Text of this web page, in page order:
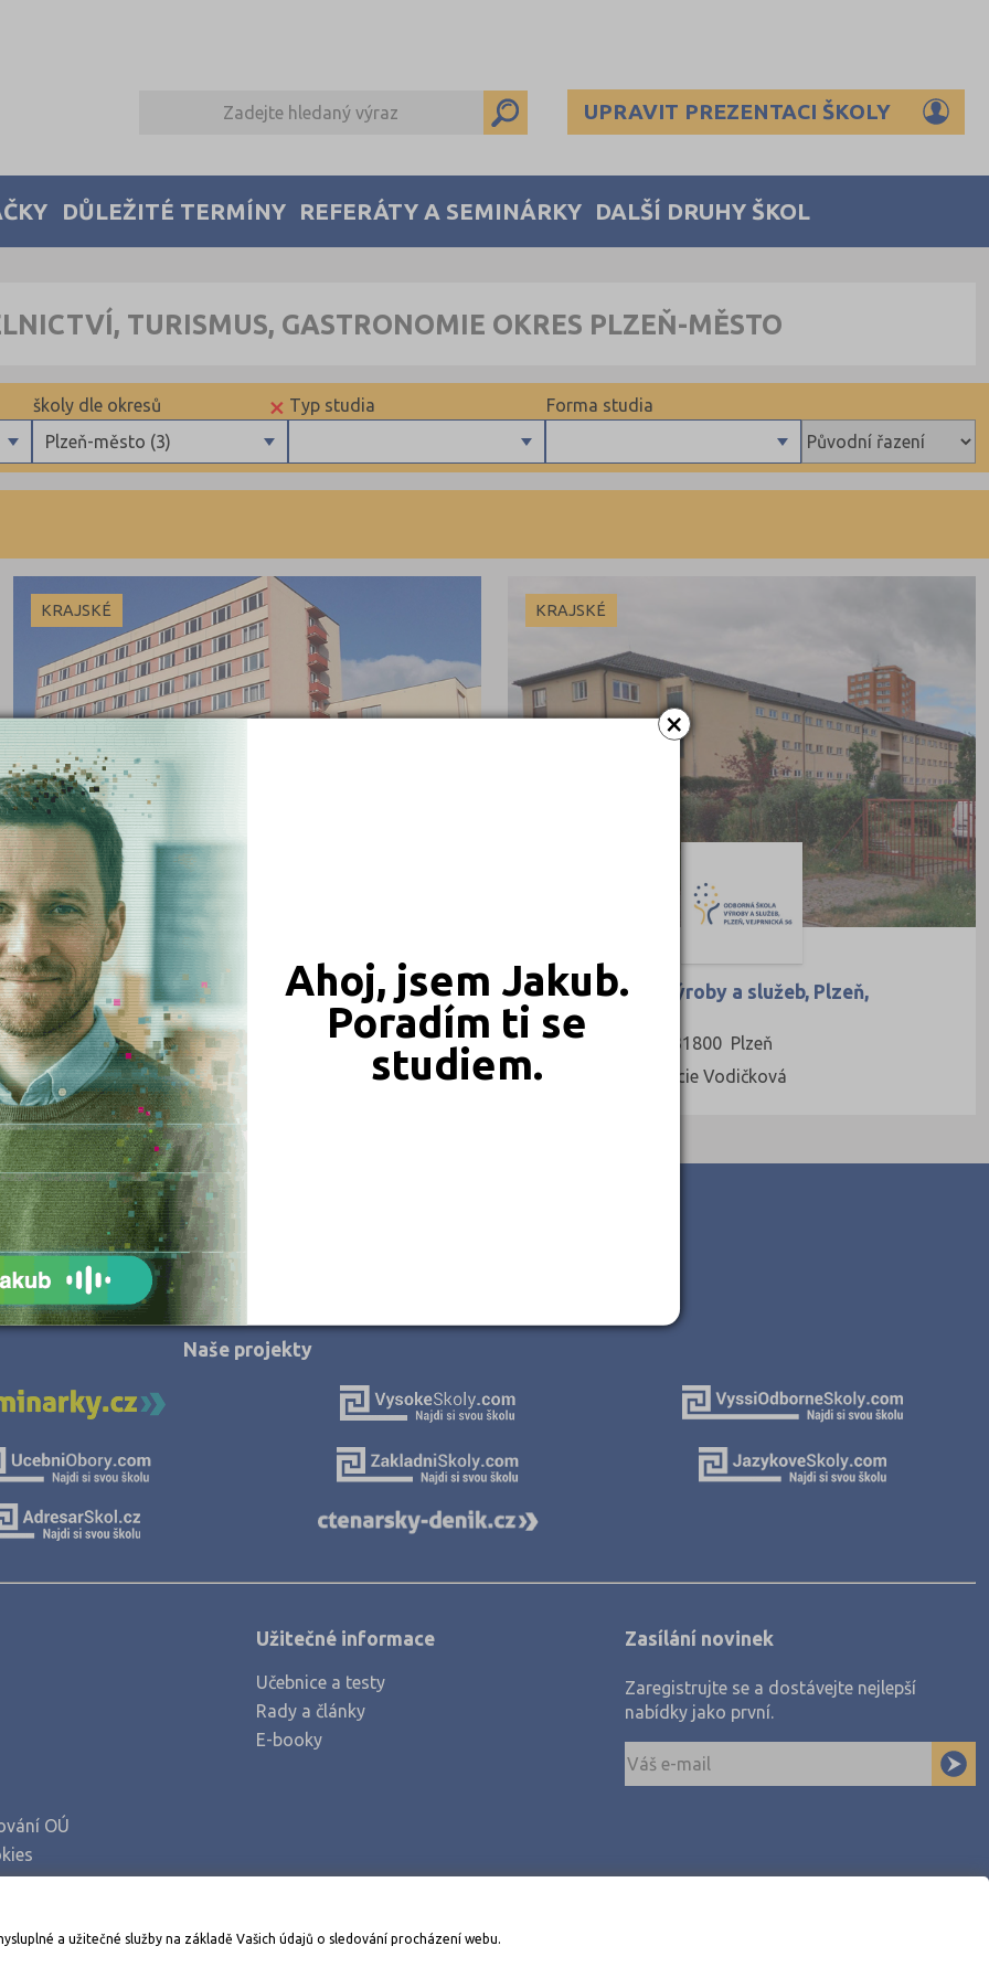
×
Ahoj, jsem Jakub.
Poradím ti se
studiem.
UPRAVIT PREZENTACI ŠKOLY
DŮLEŽITÉ TERMÍNY REFERÁTY A SEMINÁRKY DALŠÍ DRUHY ŠKOL
TURISMUS, GASTRONOMIE OKRES PLZEŇ-MĚSTO
Forma studia
Typ studia
Bez výučního listu
×
Plzeň-město (3)
školy dle okresů
Blansko (4)
Brno-město (6)
Brno-venkov (2)
Bruntál (4)
Břeclav (1)
Česká Lípa (2)
České Budějovice (6)
Český Krumlov (2)
Děčín (5)
Domažlice (3)
Frýdek-Místek (3)
Havlíčkův Brod (1)
Hodonín (3)
Hradec Králové (5)
Cheb (1)
Chomutov (1)
Chrudim (3)
Jablonec nad Nisou (1)
Jeseník (3)
Jičín (1)
Jihlava (3)
Jindřichův Hradec (3)
Karviná (7)
Kladno (6)
Kroměříž (3)
Náchod (2)
Olomouc (7)
KRAJSKÉ
Hotelová škola, Plzeň, U Borského parku 3
U Borského parku 3, 30100 Plzeň
Ředitel: Mgr. Miroslav Široký
KRAJSKÉ
Odborná škola výroby a služeb, Plzeň,
Vejprnická 56
Vejprnická 56, 31800 Plzeň
Ředitel: Mgr. Lucie Vodičková
JSME TAM, KDE JSTE VY
Naše projekty
OÚ
Stáhněte si aplikaci Adresář škol
Užitečné informace
Učebnice a testy
Rady a články
E-booky
Zasílání novinek
Zaregistrujte se a dostávejte nejlepší
nabídky jako první.
a užitečné služby na základě Vašich údajů o sledování procházení webu.